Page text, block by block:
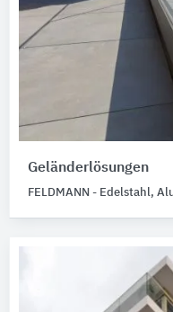
Geländerlösungen
FELDMANN - Edelstahl,